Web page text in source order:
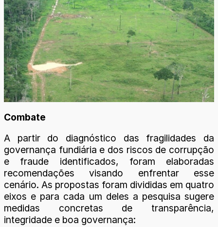
Combate
A partir do diagnóstico das fragilidades da
governança fundiária e dos riscos de corrupção
e fraude identificados, foram elaboradas
recomendações visando enfrentar esse
cenário. As propostas foram divididas em quatro
eixos e para cada um deles a pesquisa sugere
medidas concretas de transparência,
integridade e boa governança: